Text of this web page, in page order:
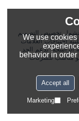
تخصيص التصميم
احتياجات العلامات
الراسخة. ندعم الحد
أدنى)، وهو مناسب للشركات
We use
behavior in
Accept all
Marketing